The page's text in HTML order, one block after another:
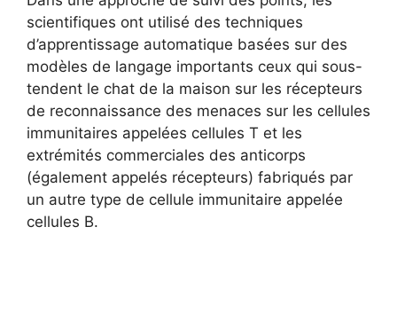
scientifiques ont utilisé des techniques
d’apprentissage automatique basées sur des
modèles de langage importants ceux qui sous-
tendent le chat de la maison sur les récepteurs
de reconnaissance des menaces sur les cellules
immunitaires appelées cellules T et les
extrémités commerciales des anticorps
(également appelés récepteurs) fabriqués par
un autre type de cellule immunitaire appelée
cellules B.